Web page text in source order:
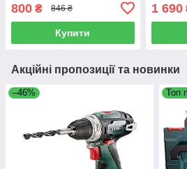
800 ₴ 846 ₴
Купити
1 690
Акційні пропозиції та новинки
–46% Топ